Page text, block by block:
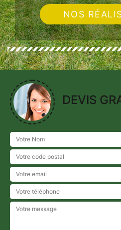
NOS
DEVIS